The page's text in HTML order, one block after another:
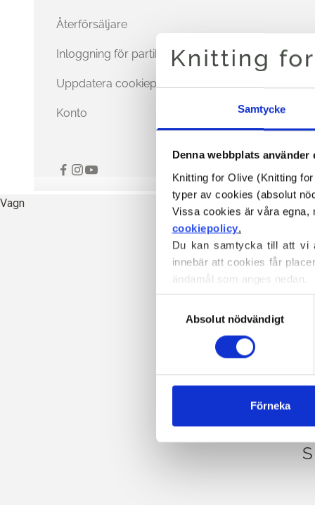
Samtycke
Denna webbplats använder
Knitting for Olive (Knitting
typer av cookies (absolut
cookiepolicy.
Du kan samtycka till att vi
innebär att cookies får
ändamål som anges nedan.
Du kan när som helst
blockerar och raderar
Absolut nödvändigt
Förneka
Återförsäljare
Inloggning för partihandel
Uppdatera cookiepreferenser
Konto
Vagn